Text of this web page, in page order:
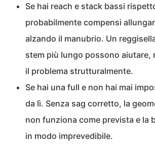
Se hai reach e stack bassi
probabilmente compensi
alzando il manubrio. Un
stem più lungo possono aiutare,
il problema strutturalmente.
Se hai una full e non hai mai
da lì. Senza sag corretto, la
non funziona come prevista e la
in modo imprevedibile.